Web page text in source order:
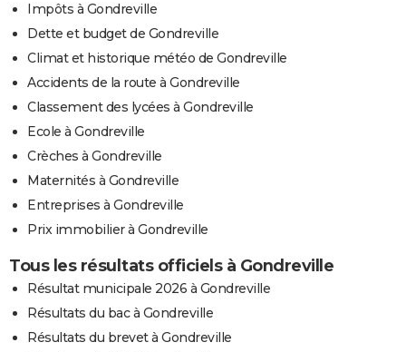
Impôts à Gondreville
Dette et budget de Gondreville
Climat et historique météo de Gondreville
Accidents de la route à Gondreville
Classement des lycées à Gondreville
Ecole à Gondreville
Crèches à Gondreville
Maternités à Gondreville
Entreprises à Gondreville
Prix immobilier à Gondreville
Tous les résultats officiels à Gondreville
Résultat municipale 2026 à Gondreville
Résultats du bac à Gondreville
Résultats du brevet à Gondreville